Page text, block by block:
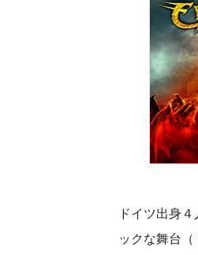
ドイツ出身
ックな舞台